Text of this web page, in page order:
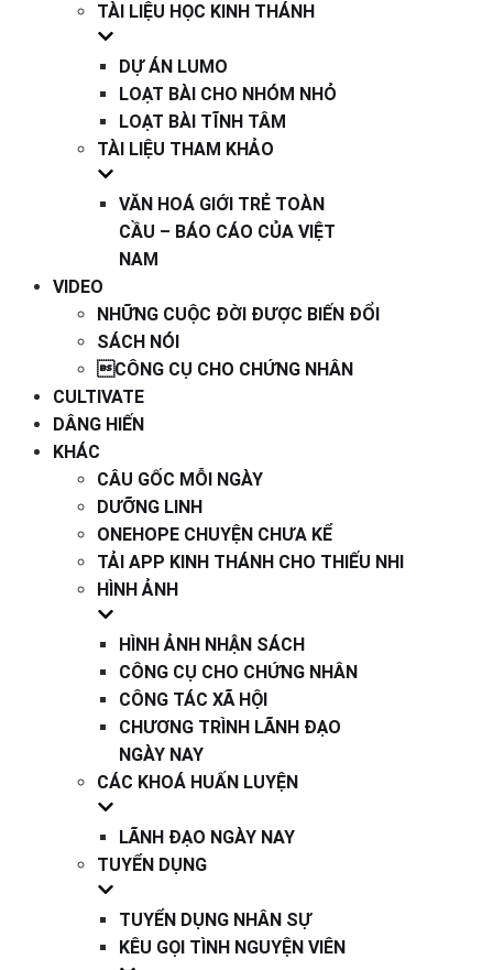
TÀI LIỆU HỌC KINH THÁNH
DỰ ÁN LUMO
LOẠT BÀI CHO NHÓM NHỎ
LOẠT BÀI TĨNH TÂM
TÀI LIỆU THAM KHẢO
VĂN HOÁ GIỚI TRẺ TOÀN
CẦU – BÁO CÁO CỦA VIỆT
NAM
VIDEO
NHỮNG CUỘC ĐỜI ĐƯỢC BIẾN ĐỔI
SÁCH NÓI
CÔNG CỤ CHO CHỨNG NHÂN
CULTIVATE
DÂNG HIẾN
KHÁC
CÂU GỐC MỖI NGÀY
DƯỠNG LINH
ONEHOPE CHUYỆN CHƯA KỂ
TẢI APP KINH THÁNH CHO THIẾU NHI
HÌNH ẢNH
HÌNH ẢNH NHẬN SÁCH
CÔNG CỤ CHO CHỨNG NHÂN
CÔNG TÁC XÃ HỘI
CHƯƠNG TRÌNH LÃNH ĐẠO
NGÀY NAY
CÁC KHOÁ HUẤN LUYỆN
LÃNH ĐẠO NGÀY NAY
TUYỂN DỤNG
TUYỂN DỤNG NHÂN SỰ
KÊU GỌI TÌNH NGUYỆN VIÊN